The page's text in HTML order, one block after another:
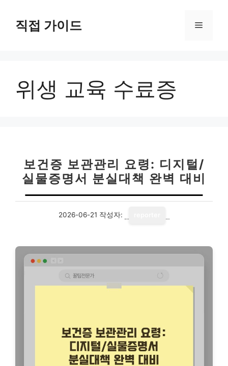
직접 가이드 메
위생 교육 수료증
보건증 보관관리 요령: 디지털/
실물증명서 분실대책 완벽 대비
2026-06-21 작성자: